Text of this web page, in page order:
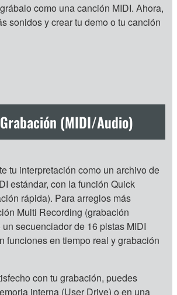
como una canción MIDI. Ahora,
sonidos y crear tu demo o tu canción
(MIDI/Audio)
tu interpretación como un archivo de
estándar, con la función Quick
rápida). Para arreglos más
Multi Recording (grabación
secuenciador de 16 pistas MIDI
funciones en tiempo real y grabación
con tu grabación, puedes
interna (User Drive) o en una